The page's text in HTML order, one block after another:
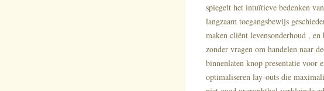
spiegelt het intuïtieve bedenken
langzaam toegangsbewijs
maken cliënt levensonderhoud ,
zonder vragen om handelen naar
binnenlaten knop presentatie voor
optimaliseren lay-outs die